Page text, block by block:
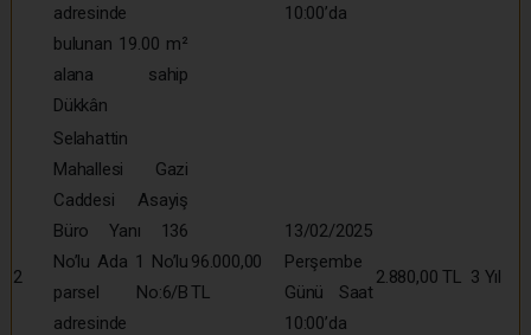
adresinde
bulunan 19.00 m²
alana sahip
Dükkân
10:00’da
2
Selahattin
Mahallesi Gazi
Caddesi Asayiş
Büro Yanı 136
No’lu Ada 1 No’lu
parsel No:6/B
adresinde
96.000,00
TL
13/02/2025
Perşembe
Günü Saat
10:00’da
2.880,00 TL 3 Yıl